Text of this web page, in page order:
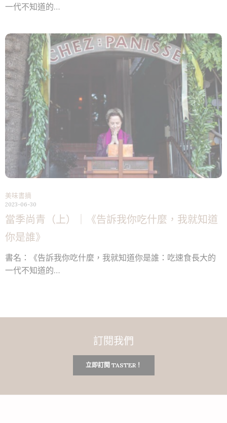
一代不知道的…
美味書摘
2023-06-30
當季尚青（上）｜《告訴我你吃什麼，我就知道
你是誰》
書名：《告訴我你吃什麼，我就知道你是誰：吃速食長大的
一代不知道的…
訂閱我們
立即訂閱 TASTER！